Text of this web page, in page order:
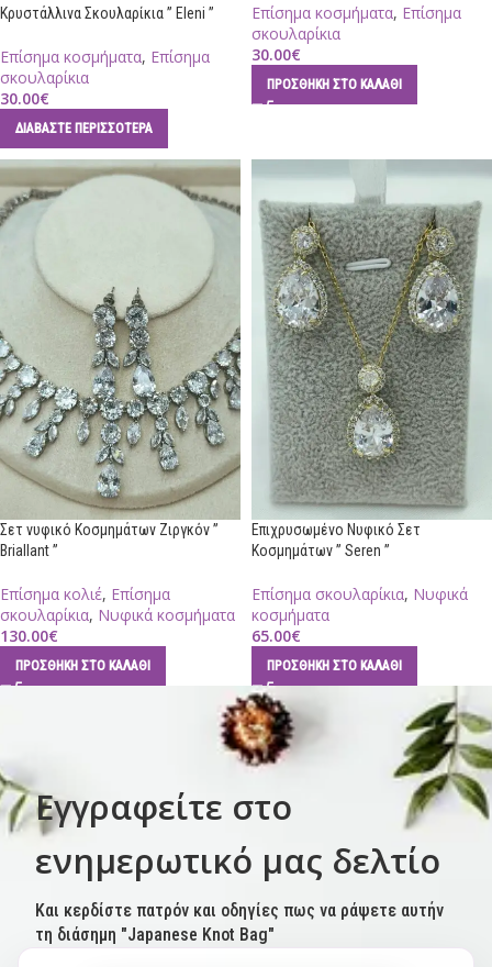
Κρυστάλλινα Σκουλαρίκια ” Eleni ”
Επίσημα κοσμήματα, Επίσημα
σκουλαρίκια
30.00€
ΔΙΑΒΆΣΤΕ ΠΕΡΙΣΣΌΤΕΡΑ
Επίσημα κοσμήματα, Επίσημα
σκουλαρίκια
30.00€
ΠΡΟΣΘΉΚΗ ΣΤΟ ΚΑΛΆΘΙ
Σετ νυφικό Κοσμημάτων Ζιργκόν ”
Briallant ”
Επίσημα κολιέ, Επίσημα
σκουλαρίκια, Νυφικά κοσμήματα
130.00€
ΠΡΟΣΘΉΚΗ ΣΤΟ ΚΑΛΆΘΙ
Επιχρυσωμένο Νυφικό Σετ
Κοσμημάτων ” Seren ”
Επίσημα σκουλαρίκια, Νυφικά
κοσμήματα
65.00€
ΠΡΟΣΘΉΚΗ ΣΤΟ ΚΑΛΆΘΙ
Εγγραφείτε στο
ενημερωτικό μας δελτίο
Και κερδίστε πατρόν και οδηγίες πως να ράψετε αυτήν
τη διάσημη "Japanese Knot Bag"